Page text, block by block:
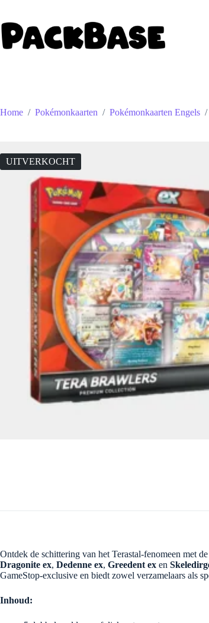
de
inhoud
Home / Pokémonkaarten / Pokémonkaarten Engels /
UITVERKOCHT
Ontdek de schittering van het Terastal-fenomeen met de
Dragonite ex, Dedenne ex, Greedent ex en
GameStop-exclusive en biedt zowel verzamelaars als
Inhoud: